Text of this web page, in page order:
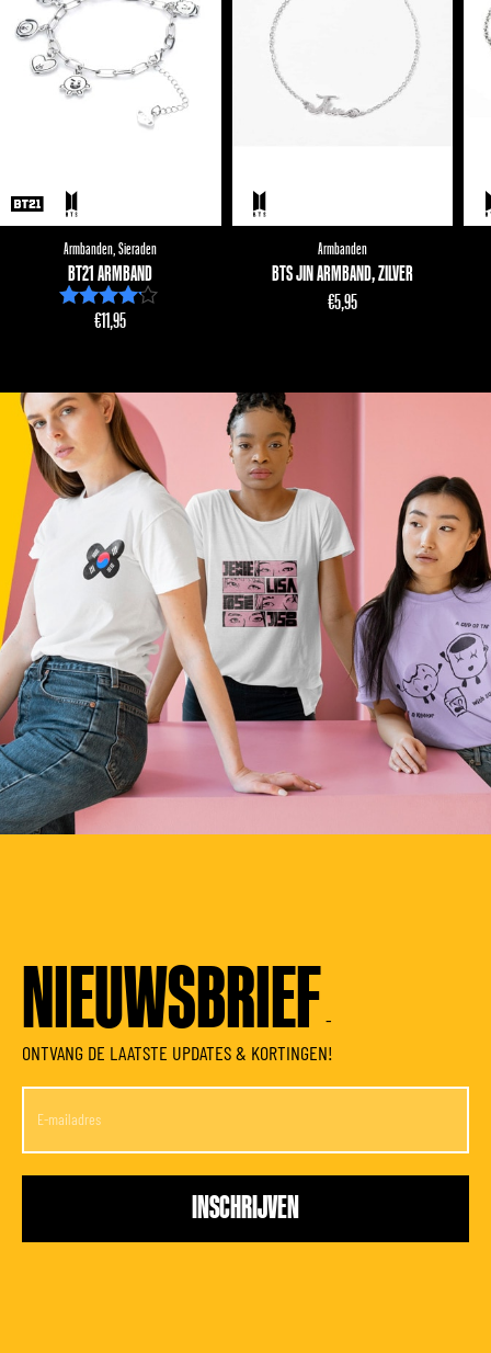
Armbanden,Sieraden
BT21 ARMBAND
Waardering
€11,95
Armbanden
BTS JIN ARMBAND, ZILVER
€5,95
NIEUWSBRIEF -
ONTVANG DE LAATSTE UPDATES & KORTINGEN!